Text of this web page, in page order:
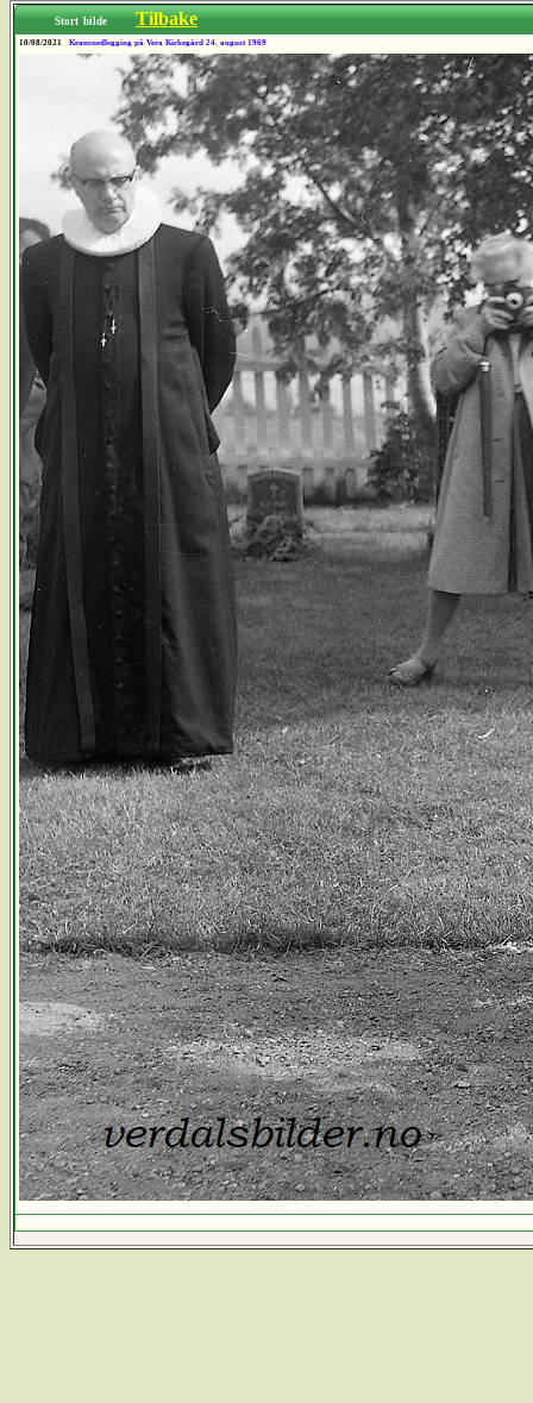
Stort bilde Tilbake
10/08/2021 Kransnedlegging på Vera Kirkegård 24. august 1969